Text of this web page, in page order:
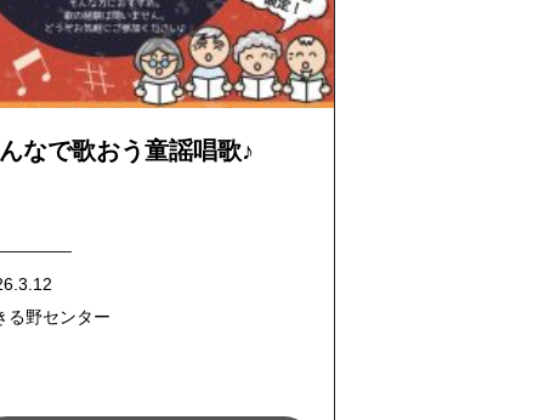
なで歌おう童謡唱歌♪
る野センター